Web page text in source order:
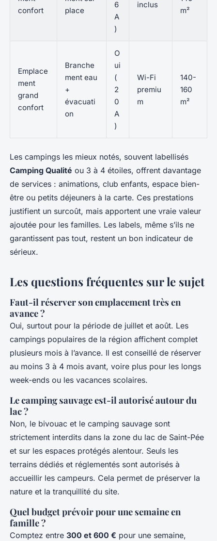
confort
place
6
A
)
inclus
m²
Emplace
ment
grand
confort
Branche
ment eau
+
évacuati
on
O
ui
(
2
0
A
)
Wi-Fi
premiu
m
140-
160
m²
Les campings les mieux notés, souvent labellisés
Camping Qualité ou 3 à 4 étoiles, offrent davantage
de services : animations, club enfants, espace bien-
être ou petits déjeuners à la carte. Ces prestations
justifient un surcoût, mais apportent une vraie valeur
ajoutée pour les familles. Les labels, même s’ils ne
garantissent pas tout, restent un bon indicateur de
sérieux.
Les questions fréquentes sur le sujet
Faut-il réserver son emplacement très en
avance ?
Oui, surtout pour la période de juillet et août. Les
campings populaires de la région affichent complet
plusieurs mois à l’avance. Il est conseillé de réserver
au moins 3 à 4 mois avant, voire plus pour les longs
week-ends ou les vacances scolaires.
Le camping sauvage est-il autorisé autour du
lac ?
Non, le bivouac et le camping sauvage sont
strictement interdits dans la zone du lac de Saint-Pée
et sur les espaces protégés alentour. Seuls les
terrains dédiés et réglementés sont autorisés à
accueillir les campeurs. Cela permet de préserver la
nature et la tranquillité du site.
Quel budget prévoir pour une semaine en
famille ?
Comptez entre 300 et 600 € pour une semaine,